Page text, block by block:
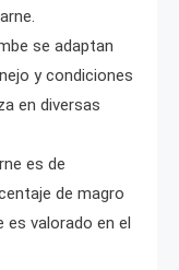
se adaptan
y condiciones
en diversas
es de
de magro
es valorado en el